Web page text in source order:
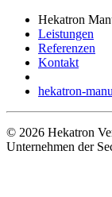
Hekatron
Leistungen
Referenzen
Kontakt
hekatron-
© 2026 Hekatron
Unternehmen der